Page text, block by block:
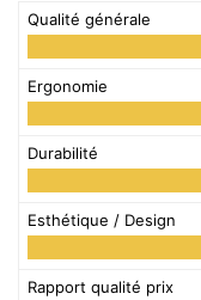
Qualité générale
Ergonomie
Durabilité
Esthétique / Design
Rapport qualité prix